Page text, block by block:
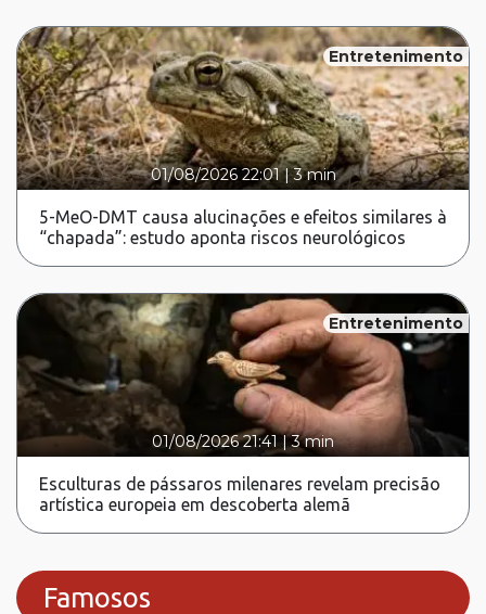
Entretenimento
01/08/2026 22:01|3 min
5-MeO-DMT causa alucinações e efeitos similares à
“chapada”: estudo aponta riscos neurológicos
Entretenimento
01/08/2026 21:41 |3 min
Esculturas de pássaros milenares revelam precisão
artística europeia em descoberta alemã
Famosos